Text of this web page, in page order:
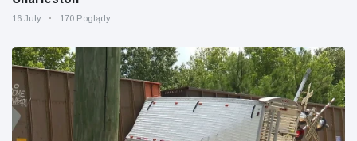
16 July 170 Poglądy